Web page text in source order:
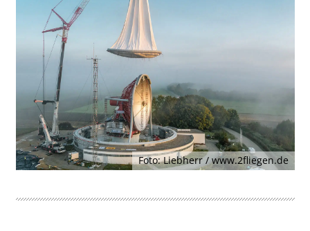
Foto: Liebherr / www.2fliegen.de